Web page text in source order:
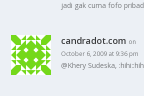
jadi gak cuma fofo
candradot.com on
October 6, 2009 at 9:36 pm
@Khery Sudeska,